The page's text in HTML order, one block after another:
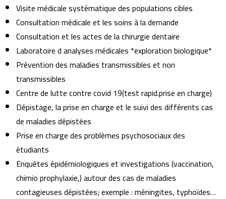
Visite médicale systématique des populations cibles
Consultation médicale et les soins à la demande
Consultation et les actes de la chirurgie dentaire
Laboratoire d analyses médicales *exploration biologique*
Prévention des maladies transmissibles et non
transmissibles
Centre de lutte contre covid 19(test rapid.prise en charge)
Dépistage, la prise en charge et le suivi des différents cas
de maladies dépistées
Prise en charge des problèmes psychosociaux des
étudiants
Enquêtes épidémiologiques et investigations (vaccination,
chimio prophylaxie,) autour des cas de maladies
contagieuses dépistées; exemple : méningites, typhoïdes…